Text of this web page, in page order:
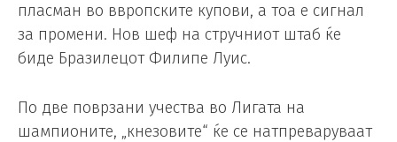
пласман во ввропските купови, а тоа е сигнал
за промени. Нов шеф на стручниот штаб ќе
биде Бразилецот Филипе Луис.
По две поврзани учества во Лигата на
шампионите, „кнезовите“ ќе се натпреваруваат